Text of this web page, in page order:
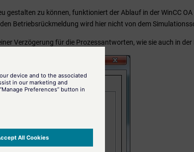
gestalten zu können, funktioniert der Ablauf in derWinCC OA
Betriebsrückmeldung wird hier nicht von dem
Verzögerung für die Prozessantworten, wie sie auch in